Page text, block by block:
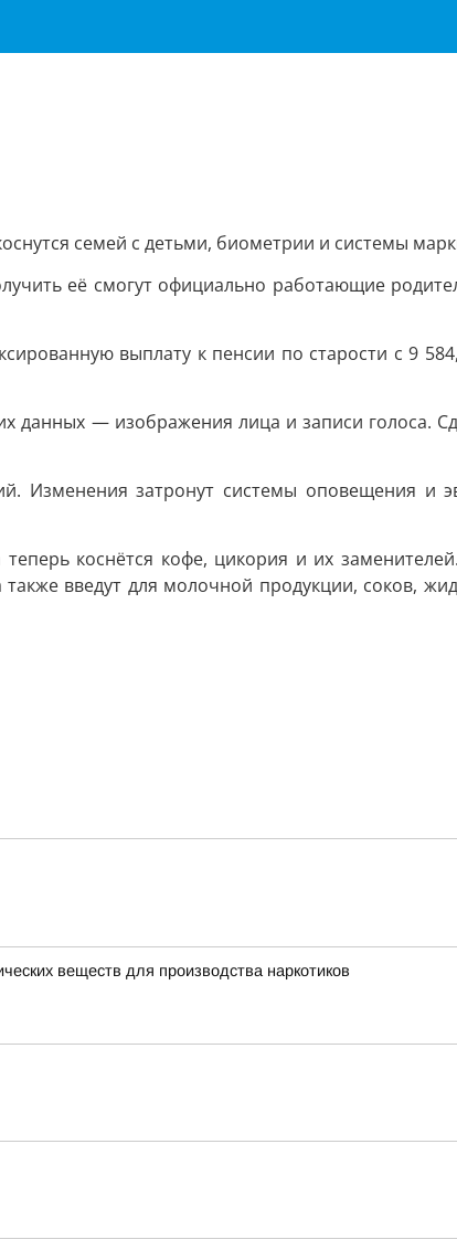
семей с детьми, биометрии и системы
её смогут официально работающие
выплату к пенсии по старости с 9
данных — изображения лица и записи голоса.
Изменения затронут системы оповещения и
коснётся кофе, цикория и их
введут для молочной продукции, соков,
веществ для производства наркотиков